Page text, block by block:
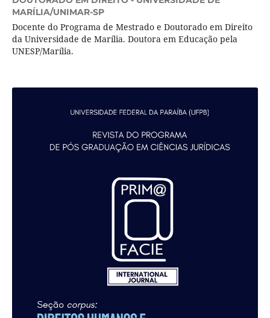
MARÍLIA/UNIMAR-SP
Docente do Programa de Mestrado e Doutorado em Direito
da Universidade de Marília. Doutora em Educação pela
UNESP/Marília.